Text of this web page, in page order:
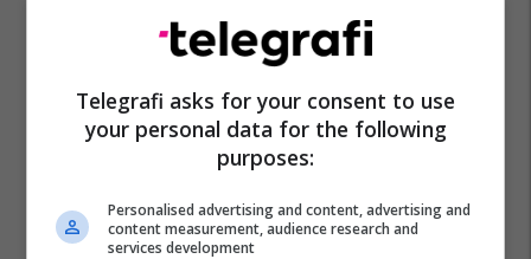
Telegrafi asks for your consent to use
your personal data for the following
purposes:
Personalised advertising and content, advertising and
content measurement, audience research and
services development